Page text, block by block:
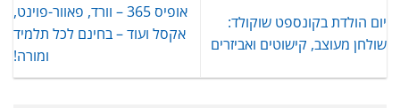
יום הולדת בקונספט שוקולד:
שולחן מעוצב, קישוטים ואביזרים
אופיס 365 – וורד, פאוור-פוינט,
אקסל ועוד – בחינם לכל תלמיד
ומורה!